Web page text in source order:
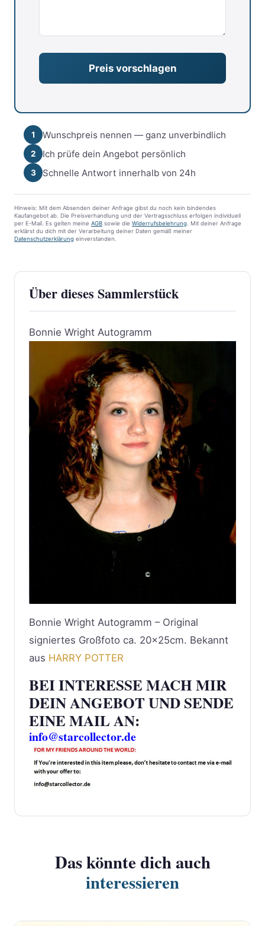
1 Wunschpreis nennen — ganz unverbindlich
2 Ich prüfe dein Angebot persönlich
3 Schnelle Antwort innerhalb von 24h
Hinweis: Mit dem Absenden deiner Anfrage gibst du noch kein bindendes
Kaufangebot ab. Die Preisverhandlung und der Vertragsschluss erfolgen individuell
per E-Mail. Es gelten meine AGB sowie die Widerrufsbelehrung. Mit deiner Anfrage
erklärst du dich mit der Verarbeitung deiner Daten gemäß meiner
Datenschutzerklärung einverstanden.
Über dieses Sammlerstück
Bonnie Wright Autogramm
Bonnie Wright Autogramm – Original
signiertes Großfoto ca. 20x25cm. Bekannt
aus HARRY POTTER
BEI INTERESSE MACH MIR
DEIN ANGEBOT UND SENDE
EINE MAIL AN:
info@starcollector.de
Das könnte dich auch
interessieren